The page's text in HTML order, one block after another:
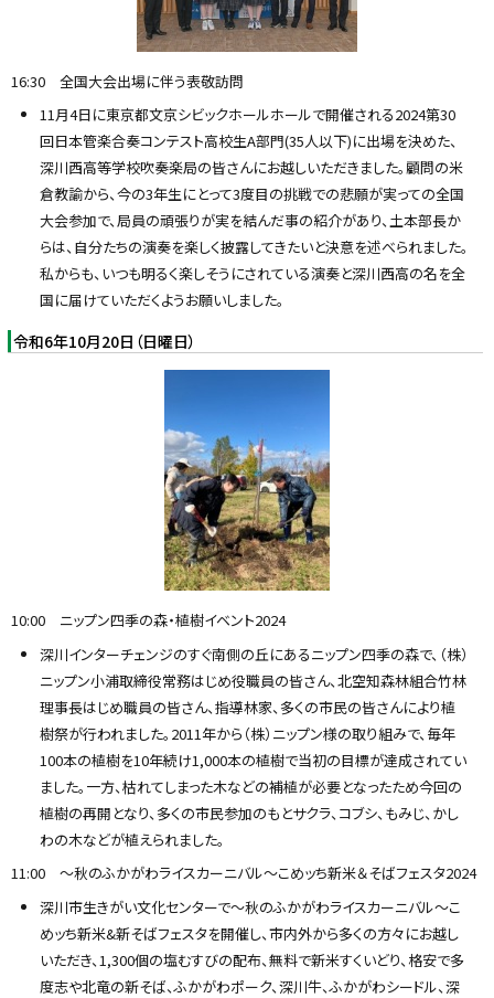
16:30 全国大会出場に伴う表敬訪問
11月4日に東京都文京シビックホールホールで開催される2024第30
回日本管楽合奏コンテスト高校生A部門(35人以下)に出場を決めた、
深川西高等学校吹奏楽局の皆さんにお越しいただきました。顧問の米
倉教諭から、今の3年生にとって3度目の挑戦での悲願が実っての全国
大会参加で、局員の頑張りが実を結んだ事の紹介があり、土本部長か
らは、自分たちの演奏を楽しく披露してきたいと決意を述べられました。
私からも、いつも明るく楽しそうにされている演奏と深川西高の名を全
国に届けていただくようお願いしました。
令和6年10月20日（日曜日）
10:00 ニップン四季の森・植樹イベント2024
深川インターチェンジのすぐ南側の丘にあるニップン四季の森で、（株）
ニップン小浦取締役常務はじめ役職員の皆さん、北空知森林組合竹林
理事長はじめ職員の皆さん、指導林家、多くの市民の皆さんにより植
樹祭が行われました。2011年から（株）ニップン様の取り組みで、毎年
100本の植樹を10年続け1,000本の植樹で当初の目標が達成されてい
ました。一方、枯れてしまった木などの補植が必要となったため今回の
植樹の再開となり、多くの市民参加のもとサクラ、コブシ、もみじ、かし
わの木などが植えられました。
11:00 ～秋のふかがわライスカーニバル～こめッち新米＆そばフェスタ2024
深川市生きがい文化センターで〜秋のふかがわライスカーニバル〜こ
めッち新米&新そばフェスタを開催し、市内外から多くの方々にお越し
いただき、1,300個の塩むすびの配布、無料で新米すくいどり、格安で多
度志や北竜の新そば、ふかがわポーク、深川牛、ふかがわシードル、深